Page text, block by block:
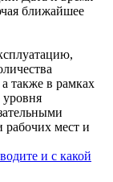
ближайшее
также в рамках
рабочих мест и
и с какой